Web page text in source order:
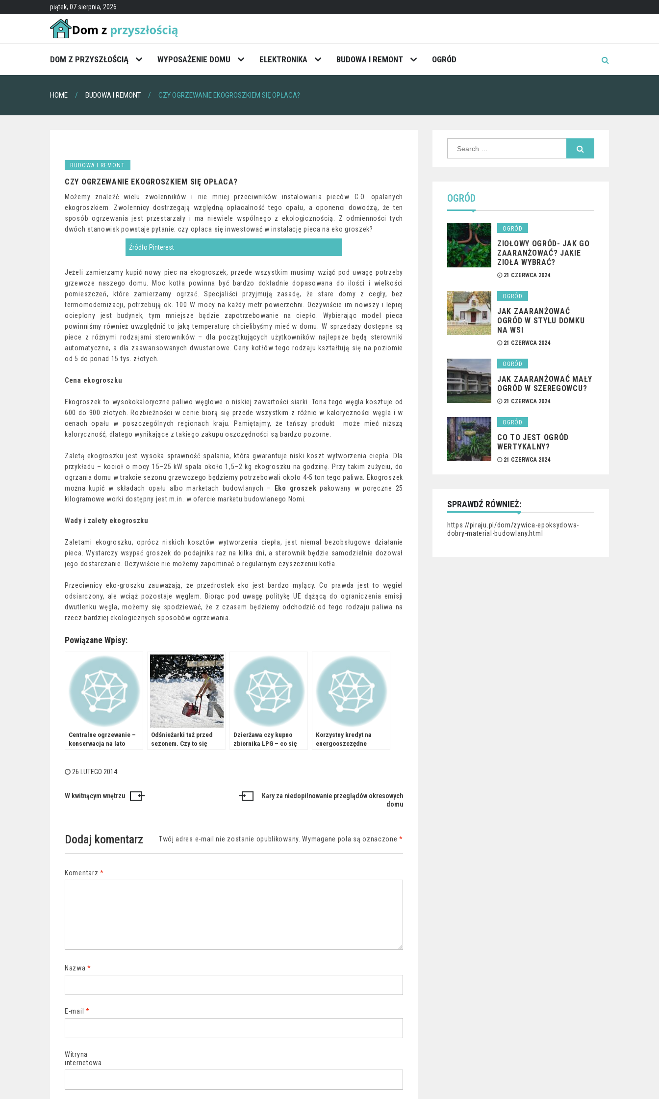
piątek, 07 sierpnia, 2026
DOM Z PRZYSZŁOŚCIĄ WYPOSAŻENIE DOMU ELEKTRONIKA BUDOWA I REMONT OGRÓD
HOME BUDOWA I REMONT CZY OGRZEWANIE EKOGROSZKIEM SIĘ OPŁACA?
BUDOWA I REMONT
CZY OGRZEWANIE EKOGROSZKIEM SIĘ OPŁACA?
Możemy znaleźć wielu zwolenników i nie mniej przeciwników instalowania pieców C.O. opalanych
ekogroszkiem. Zwolennicy dostrzegają względną opłacalność tego opału, a oponenci dowodzą, że ten
sposób ogrzewania jest przestarzały i ma niewiele wspólnego z ekologicznością. Z odmienności tych
dwóch stanowisk powstaje pytanie: czy opłaca się inwestować w instalację pieca na eko groszek?
Źródło Pinterest
Jeżeli zamierzamy kupić nowy piec na ekogroszek, przede wszystkim musimy wziąć pod uwagę potrzeby
grzewcze naszego domu. Moc kotła powinna być bardzo dokładnie dopasowana do ilości i wielkości
pomieszczeń, które zamierzamy ogrzać. Specjaliści przyjmują zasadę, że stare domy z cegły, bez
termomodernizacji, potrzebują ok. 100 W mocy na każdy metr powierzchni. Oczywiście im nowszy i lepiej
ocieplony jest budynek, tym mniejsze będzie zapotrzebowanie na ciepło. Wybierając model pieca
powinniśmy również uwzględnić to jaką temperaturę chcielibyśmy mieć w domu. W sprzedaży dostępne są
piece z różnymi rodzajami sterowników – dla początkujących użytkowników najlepsze będą sterowniki
automatyczne, a dla zaawansowanych dwustanowe. Ceny kotłów tego rodzaju kształtują się na poziomie
od 5 do ponad 15 tys. złotych.
Cena ekogroszku
Ekogroszek to wysokokaloryczne paliwo węglowe o niskiej zawartości siarki. Tona tego węgla kosztuje od
600 do 900 złotych. Rozbieżności w cenie biorą się przede wszystkim z różnic w kaloryczności węgla i w
cenach opału w poszczególnych regionach kraju. Pamiętajmy, że tańszy produkt może mieć niższą
kaloryczność, dlatego wynikające z takiego zakupu oszczędności są bardzo pozorne.
Zaletą ekogroszku jest wysoka sprawność spalania, która gwarantuje niski koszt wytworzenia ciepła. Dla
przykładu – kocioł o mocy 15–25 kW spala około 1,5–2 kg ekogroszku na godzinę. Przy takim zużyciu, do
ogrzania domu w trakcie sezonu grzewczego będziemy potrzebowali około 4-5 ton tego paliwa. Ekogroszek
można kupić w składach opału albo marketach budowlanych –
Eko groszek pakowany w poręczne 25
kilogramowe worki dostępny jest m.in. w ofercie marketu budowlanego Nomi.
Wady i zalety ekogroszku
Zaletami ekogroszku, oprócz niskich kosztów wytworzenia ciepła, jest niemal bezobsługowe działanie
pieca. Wystarczy wsypać groszek do podajnika raz na kilka dni, a sterownik będzie samodzielnie dozował
jego dostarczanie. Oczywiście nie możemy zapominać o regularnym czyszczeniu kotła.
Przeciwnicy eko-groszku zauważają, że przedrostek eko jest bardzo mylący. Co prawda jest to węgiel
odsiarczony, ale wciąż pozostaje węglem. Biorąc pod uwagę politykę UE dążącą do ograniczenia emisji
dwutlenku węgla, możemy się spodziewać, że z czasem będziemy odchodzić od tego rodzaju paliwa na
rzecz bardziej ekologicznych sposobów ogrzewania.
Powiązane Wpisy:
Centralne ogrzewanie –
konserwacja na lato
Odśnieżarki tuż przed
sezonem. Czy to się
Dzierżawa czy kupno
zbiornika LPG – co się
Korzystny kredyt na
energooszczędne
26 LUTEGO 2014
Nawigacja
W kwitnącym wnętrzu
Kary za niedopilnowanie przeglądów okresowych
domu
Dodaj komentarz Twój adres e-mail nie zostanie opublikowany. Wymagane pola są oznaczone*
Komentarz *
Nazwa*
E-mail *
Witryna
internetowa
OGRÓD
OGRÓD
ZIOŁOWY OGRÓD- JAK GO
ZAARANŻOWAĆ? JAKIE
ZIOŁA WYBRAĆ?
21 CZERWCA 2024
OGRÓD
JAK ZAARANŻOWAĆ
OGRÓD W STYLU DOMKU
NA WSI
21 CZERWCA 2024
OGRÓD
JAK ZAARANŻOWAĆ MAŁY
OGRÓD W SZEREGOWCU?
21 CZERWCA 2024
OGRÓD
CO TO JEST OGRÓD
WERTYKALNY?
21 CZERWCA 2024
SPRAWDŹ RÓWNIEŻ:
https://piraju.pl/dom/zywica-epoksydowa-
dobry-material-budowlany.html